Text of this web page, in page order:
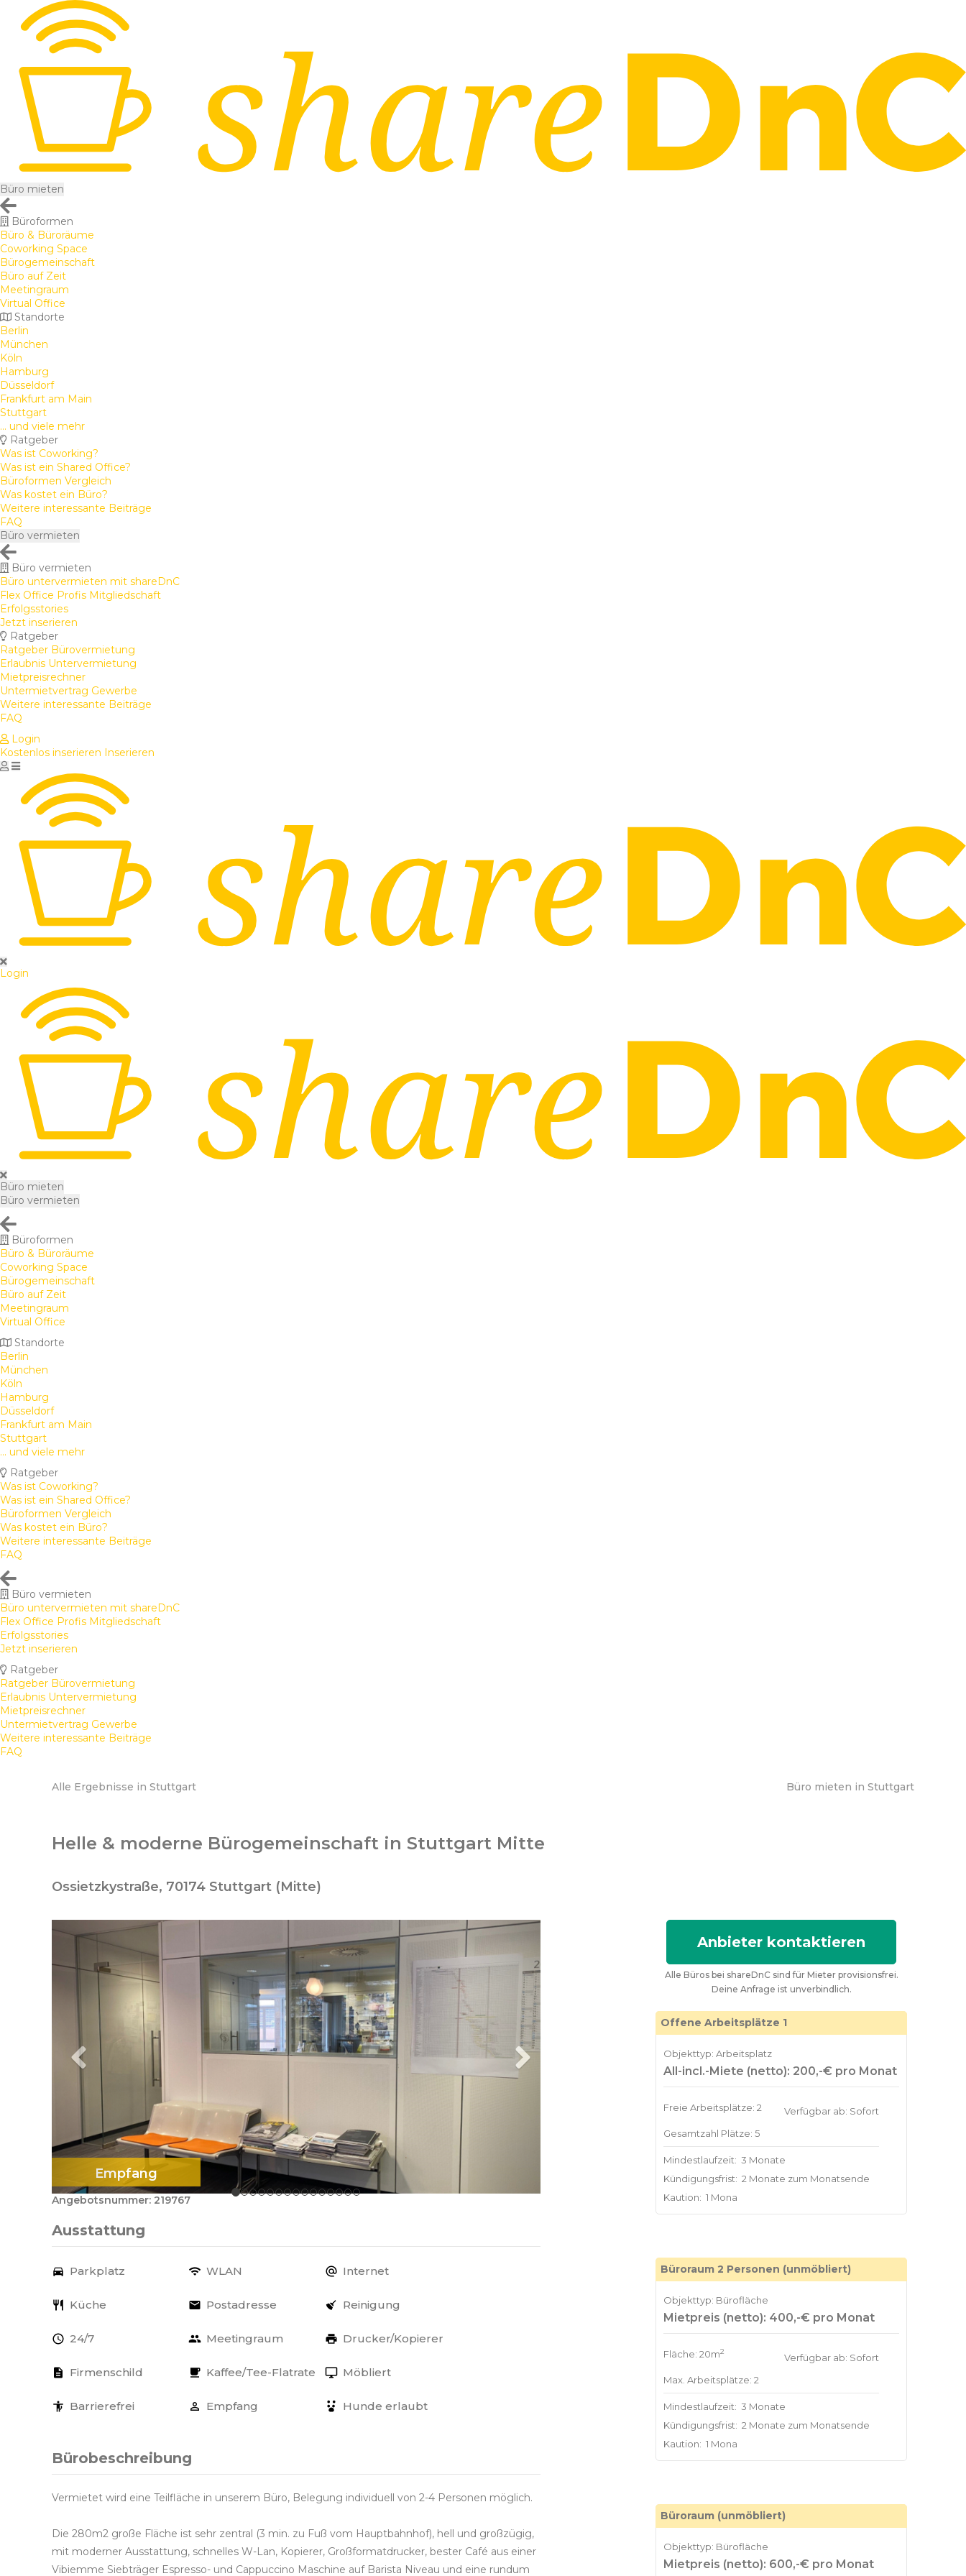
Büro mieten
Büroformen
Büro & Büroräume
Coworking Space
Bürogemeinschaft
Büro auf Zeit
Meetingraum
Virtual Office
Standorte
Berlin
München
Köln
Hamburg
Düsseldorf
Frankfurt am Main
Stuttgart
... und viele mehr
Ratgeber
Was ist Coworking?
Was ist ein Shared Office?
Büroformen Vergleich
Was kostet ein Büro?
Weitere interessante Beiträge
FAQ
Büro vermieten
Büro vermieten
Büro untervermieten mit shareDnC
Flex Office Profis Mitgliedschaft
Erfolgsstories
Jetzt inserieren
Ratgeber
Ratgeber Bürovermietung
Erlaubnis Untervermietung
Mietpreisrechner
Untermietvertrag Gewerbe
Weitere interessante Beiträge
FAQ
Login
Kostenlos inserieren Inserieren
Login
Büro mieten
Büro vermieten
Büroformen
Büro & Büroräume
Coworking Space
Bürogemeinschaft
Büro auf Zeit
Meetingraum
Virtual Office
Standorte
Berlin
München
Köln
Hamburg
Düsseldorf
Frankfurt am Main
Stuttgart
... und viele mehr
Ratgeber
Was ist Coworking?
Was ist ein Shared Office?
Büroformen Vergleich
Was kostet ein Büro?
Weitere interessante Beiträge
FAQ
Büro vermieten
Büro untervermieten mit shareDnC
Flex Office Profis Mitgliedschaft
Erfolgsstories
Jetzt inserieren
Ratgeber
Ratgeber Bürovermietung
Erlaubnis Untervermietung
Mietpreisrechner
Untermietvertrag Gewerbe
Weitere interessante Beiträge
FAQ
Alle Ergebnisse in Stuttgart Büro mieten in Stuttgart
Helle & moderne Bürogemeinschaft in Stuttgart Mitte
Ossietzkystraße, 70174 Stuttgart (Mitte)
Empfang
Angebotsnummer: 219767
Ausstattung
Parkplatz WLAN Internet
Küche Postadresse Reinigung
24/7 Meetingraum Drucker/Kopierer
Firmenschild Kaffee/Tee-Flatrate Möbliert
Barrierefrei Empfang Hunde erlaubt
Bürobeschreibung
Vermietet wird eine Teilfläche in unserem Büro, Belegung individuell von 2-4 Personen möglich.
Die 280m2 große Fläche ist sehr zentral (3 min. zu Fuß vom Hauptbahnhof), hell und großzügig,
mit moderner Ausstattung, schnelles W-Lan, Kopierer, Großformatdrucker, bester Café aus einer
Vibiemme Siebträger Espresso- und Cappuccino Maschine auf Barista Niveau und eine rundum
Anbieter kontaktieren
Alle Büros bei shareDnC sind für Mieter provisionsfrei.
Deine Anfrage ist unverbindlich.
Offene Arbeitsplätze 1
Objekttyp: Arbeitsplatz
All-incl.-Miete (netto): 200,-€ pro Monat
Freie Arbeitsplätze: 2
Gesamtzahl Plätze: 5
Verfügbar ab: Sofort
Mindestlaufzeit: 3 Monate
Kündigungsfrist: 2 Monate zum Monatsende
Kaution: 1 Mona
Büroraum 2 Personen (unmöbliert)
Objekttyp: Bürofläche
Mietpreis (netto): 400,-€ pro Monat
Fläche: 20m2
Max. Arbeitsplätze: 2
Verfügbar ab: Sofort
Mindestlaufzeit: 3 Monate
Kündigungsfrist: 2 Monate zum Monatsende
Kaution: 1 Mona
Büroraum (unmöbliert)
Objekttyp: Bürofläche
Mietpreis (netto): 600,-€ pro Monat